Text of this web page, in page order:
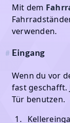
Mit dem
verwenden.
Eingang
#
Wenn du vor
fast geschafft.
Tür benutzen.